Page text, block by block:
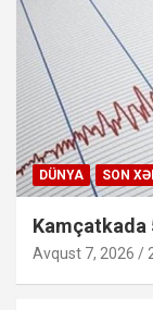
DÜNYA SON
Kamçatkada
Avqust 7, 2026 /